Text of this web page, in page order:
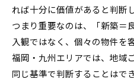
れば十分に価値があると判断し
つまり重要なのは、「新築＝
入観ではなく、個々の物件を
福岡・九州エリアでは、地域
同じ基準で判断することはで